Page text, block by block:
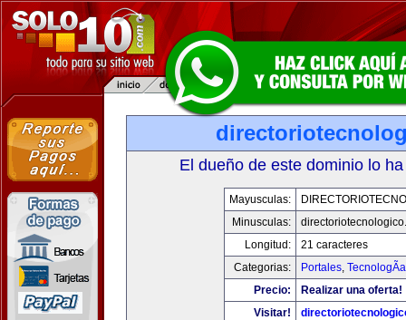
El dueño de este dominio lo
Mayusculas:
Minusculas:
Longitud:
21 caracteres
Categorias:
Portales, TecnologÃ­a
Precio:
Realizar una oferta!
Visitar!